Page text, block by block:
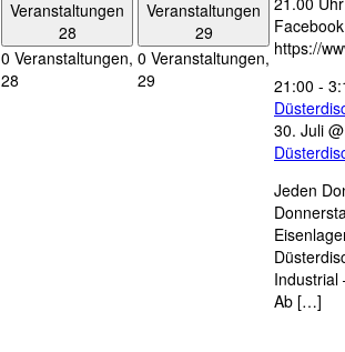
Veranstaltungen
28
0 Veranstaltungen,
28
Veranstaltungen
29
0 Veranstaltungen,
29
https://
21:00 -
30. Juli
Jeden
Industrial
Ab […]